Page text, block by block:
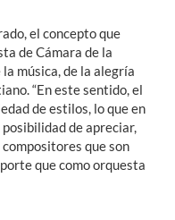
el concepto que
de Cámara de la
música, de la alegría
“En este sentido, el
de estilos, lo que en
de apreciar,
que son
que como orquesta